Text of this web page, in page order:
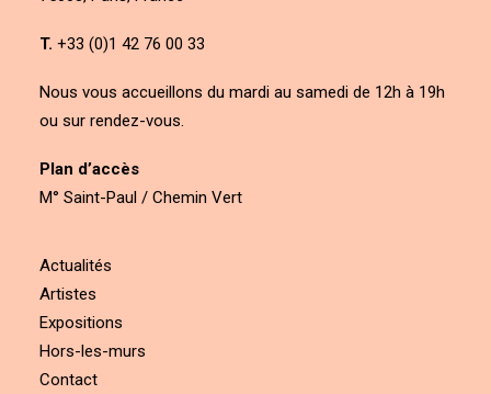
T. +33 (0)1 42 76 00 33
Nous vous accueillons du mardi au samedi de 12h à 19h
ou sur rendez-vous.
Plan d’accès
M° Saint-Paul / Chemin Vert
Actualités
Artistes
Expositions
Hors-les-murs
Contact